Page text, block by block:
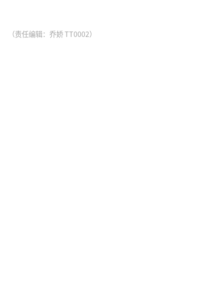
（责任编辑：乔娇 TT0002）